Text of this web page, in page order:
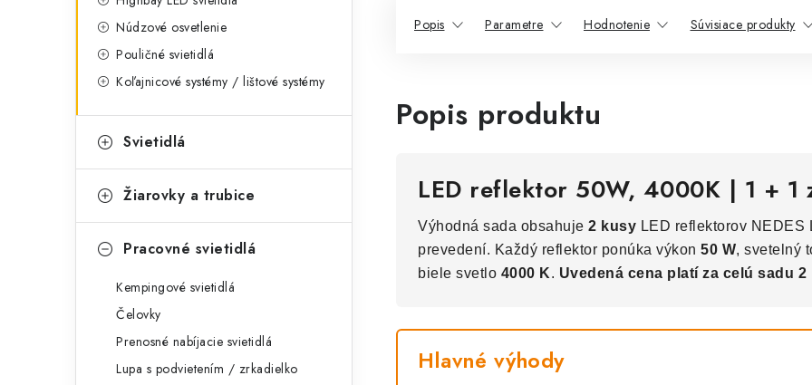
Núdzové osvetlenie
Pouličné svietidlá
Koľajnicové systémy / lištové systémy
Svietidlá
Žiarovky a trubice
Pracovné svietidlá
Kempingové svietidlá
Čelovky
Prenosné nabíjacie svietidlá
Lupa s podvietením / zrkadielko
Popis Parametre Hodnotenie Súvisiace produkty
Popis produktu
LED reflektor 50W, 4000K | 1 + 1
Výhodná sada obsahuje 2 kusy LED reflektorov NEDES
prevedení. Každý reflektor ponúka výkon 50 W, svetelný
biele svetlo 4000 K. Uvedená cena platí za celú sadu 2
Hlavné výhody